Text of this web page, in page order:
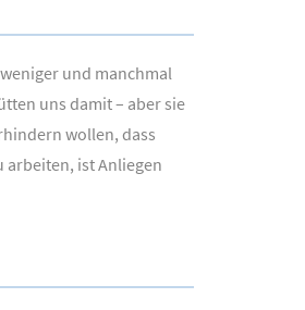
und manchmal
uns damit – aber sie
wollen, dass
arbeiten, ist Anliegen